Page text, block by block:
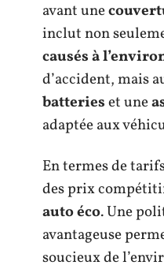
avant une
inclut non
causés à
d’accident, mais
batterieset une
adaptée aux
En termes de
des prix
auto éco. Une
avantageuse
soucieux de